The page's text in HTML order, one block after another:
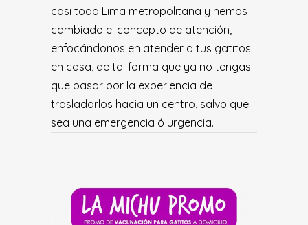
casi toda Lima metropolitana y hemos
cambiado el concepto de atención,
enfocándonos en atender a tus gatitos
en casa, de tal forma que ya no tengas
que pasar por la experiencia de
trasladarlos hacia un centro, salvo que
sea una emergencia ó urgencia.